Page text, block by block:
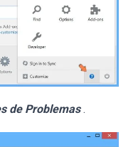
de Problemas .